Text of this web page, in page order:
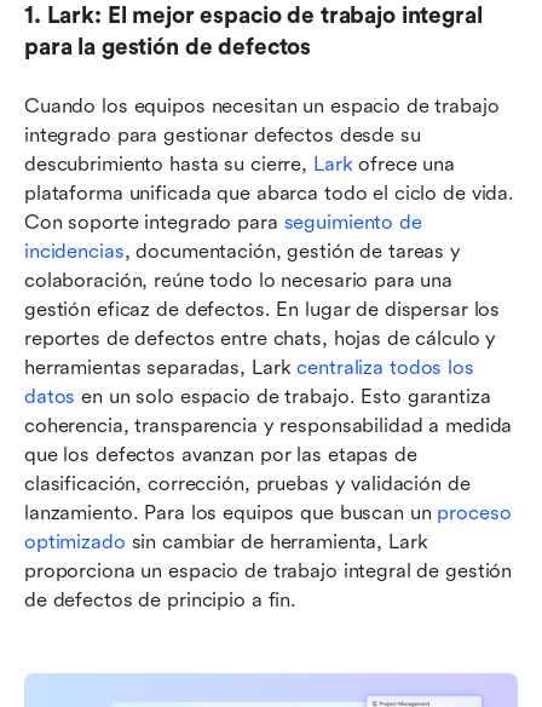
1. Lark: El mejor espacio de trabajo integral
para la gestión de defectos
Cuando los equipos necesitan un espacio de trabajo
integrado para gestionar defectos desde su
descubrimiento hasta su cierre, Lark ofrece una
plataforma unificada que abarca todo el ciclo de vida.
Con soporte integrado para seguimiento de
incidencias, documentación, gestión de tareas y
colaboración, reúne todo lo necesario para una
gestión eficaz de defectos. En lugar de dispersar los
reportes de defectos entre chats, hojas de cálculo y
herramientas separadas, Lark centraliza todos los
datos en un solo espacio de trabajo. Esto garantiza
coherencia, transparencia y responsabilidad a medida
que los defectos avanzan por las etapas de
clasificación, corrección, pruebas y validación de
lanzamiento. Para los equipos que buscan un proceso
optimizado sin cambiar de herramienta, Lark
proporciona un espacio de trabajo integral de gestión
de defectos de principio a fin.